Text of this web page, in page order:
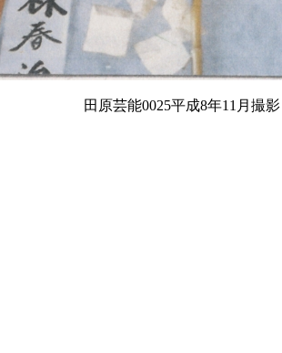
田原芸能0025平成8年11月撮